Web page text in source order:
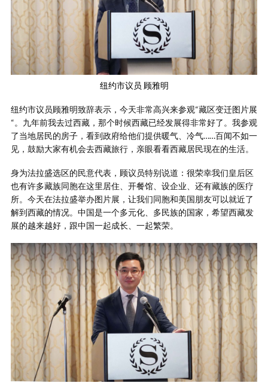
纽约市议员 顾雅明
纽约市议员顾雅明致辞表示，今天非常高兴来参观“藏区变迁图片展
“。九年前我去过西藏，那个时候西藏已经发展得非常好了。我参观
了当地居民的房子，看到政府给他们提供暖气、冷气……百闻不如一
见，鼓励大家有机会去西藏旅行，亲眼看看西藏居民现在的生活。
身为法拉盛选区的民意代表，顾议员特别说道：很荣幸我们皇后区
也有许多藏族同胞在这里居住、开餐馆、设企业、还有藏族的医疗
所。今天在法拉盛举办图片展，让我们同胞和美国朋友可以就近了
解到西藏的情况。中国是一个多元化、多民族的国家，希望西藏发
展的越来越好，跟中国一起成长、一起繁荣。